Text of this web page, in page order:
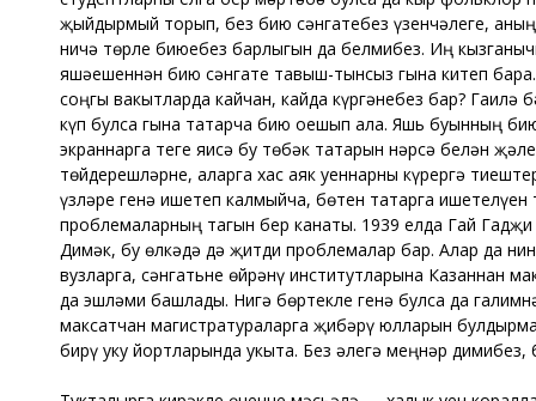
җыйдырмый торып, без бию сәнгатебез үзенчәлеге, аның
ничә төрле биюебез барлыгын да белмибез. Иң
яшәешеннән бию сәнгате тавыш-тынсыз гына китеп
соңгы вакытларда кайчан, кайда күргәнебез бар?
күп булса гына татарча бию оешып ала. Яшь буынның
экраннарга теге яисә бу төбәк татарын нәрсә белән
төйдерешләрне, аларга хас аяк уеннарны күрергә
үзләре генә ишетеп калмыйча, бөтен татарга
проблемаларның тагын бер канаты. 1939 елда Гай
Димәк, бу өлкәдә дә җитди проблемалар бар. Алар да
вузларга, сәнгатьне өйрәнү институтларына Казаннан
да эшләми башлады. Нигә бөртекле генә булса да
максатчан магистратураларга җибәрү юлларын
бирү уку йортларында укыта. Без әлегә меңнәр